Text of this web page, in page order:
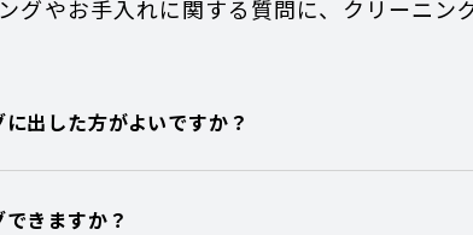
グやお手入れに関する質問に、クリーニン
出した方がよいですか？
きますか？